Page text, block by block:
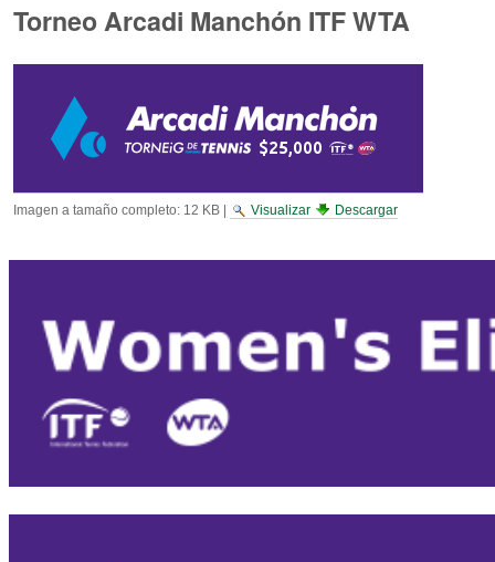
Torneo Arcadi Manchón ITF WTA
Imagen a tamaño completo: 12 KB| Visualizar Descargar